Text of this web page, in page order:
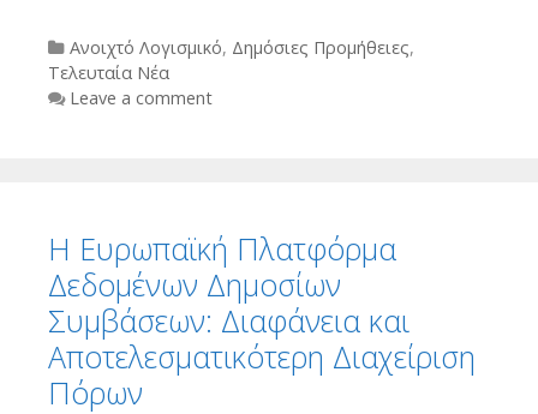
Categories
Ανοιχτό Λογισμικό, Δημόσιες Προμήθειες,
Τελευταία Νέα
Leave a comment
Η Ευρωπαϊκή Πλατφόρμα
Δεδομένων Δημοσίων
Συμβάσεων: Διαφάνεια και
Αποτελεσματικότερη Διαχείριση
Πόρων